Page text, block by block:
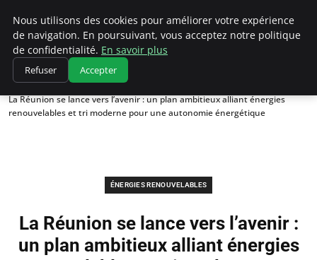
Climatedebtagents
Accueil
Énergies Renouvelables
La Réunion se lance vers l’avenir : un plan ambitieux alliant énergies
renouvelables et tri moderne pour une autonomie énergétique
ÉNERGIES RENOUVELABLES
La Réunion se lance vers l’avenir :
un plan ambitieux alliant énergies
Nous utilisons des cookies pour améliorer votre expérience
de navigation. En poursuivant, vous acceptez notre politique
de confidentialité. En savoir plus
Refuser Accepter